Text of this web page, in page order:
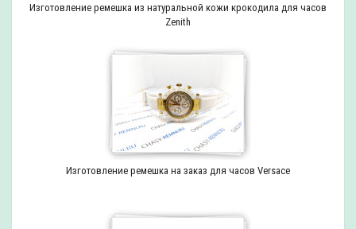
Изготовление ремешка из натуральной кожи крокодила для часов
Zenith
Изготовление ремешка на заказ для часов Versace